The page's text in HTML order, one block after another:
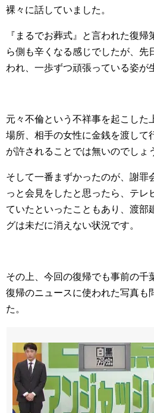
裸々に話していました。
『まるでお葬式』と言われた復
ら側も辛くなる感じでしたが、先
われ、一歩ずつ頑張っている姿が
元々不倫という不祥事を起こした
場所、相手の女性に金銭を渡して
が許されることでは無いのでしょ
そして一番まずかったのが、謝罪
っと会見をしたと思ったら、テレ
ていたといったこともあり、渡部
グは未だに消えない状況です。
その上、今回の復帰でも事前の千
復帰のニュースに使われた写真も
た。